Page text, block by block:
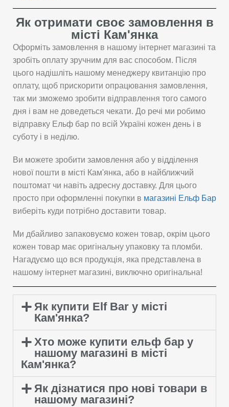
Як отримати своє замовлення в
місті Кам'янка
Оформіть замовлення в нашому інтернет магазині та
зробіть оплату зручним для вас способом. Після
цього надішліть нашому менеджеру квитанцію про
оплату, щоб прискорити опрацювання замовлення,
так ми зможемо зробити відправлення того самого
дня і вам не доведеться чекати. До речі ми робимо
відправку Ельф бар по всій Україні кожен день і в
суботу і в неділю.
Ви можете зробити замовлення або у відділення
нової пошти в місті Кам'янка, або в найближчий
поштомат чи навіть адресну доставку. Для цього
просто при оформленні покупки в магазині Ельф Бар
виберіть куди потрібно доставити товар.
Ми дбайливо запаковуємо кожен товар, окрім цього
кожен товар має оригінальну упаковку та пломби.
Нагадуємо що вся продукція, яка представлена в
нашому інтернет магазині, виключно оригінальна!
Як купити Elf Bar у місті
Кам'янка?
Хто може купити ельф бар у
нашому магазині в місті
Кам'янка?
Як дізнатися про нові товари в
нашому магазині?